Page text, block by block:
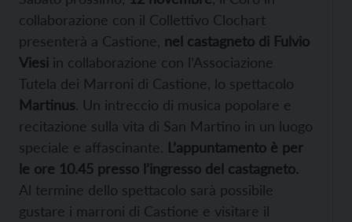
collaborazione con il Collettivo Clochart
presenterà a Castione, nel castagneto di Fulvio
Viesi in collaborazione con l’Associazione
Tutela dei Marroni di Castione, lo spettacolo
Martinus. Un intreccio di musica popolare e
recitazione sulla vita di San Martino in un luogo
speciale e affascinante. L’appuntamento è per
le ore 10.45 presso l’ingresso del castagneto.
Al termine dello spettacolo sarà possibile
gustare i marroni di Castione e visitare il